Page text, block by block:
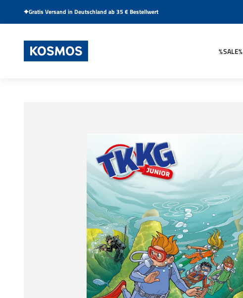
Gratis Versand in Deutschland ab 35 € Bestellwert
%SALE%
KOSMOS Verlag